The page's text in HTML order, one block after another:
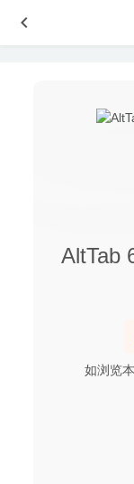
AltTab
如浏览
Scrollow 2.12
Cisdem
及清理工具
Geekbench
Sublime Text
Klokki 1.1.3